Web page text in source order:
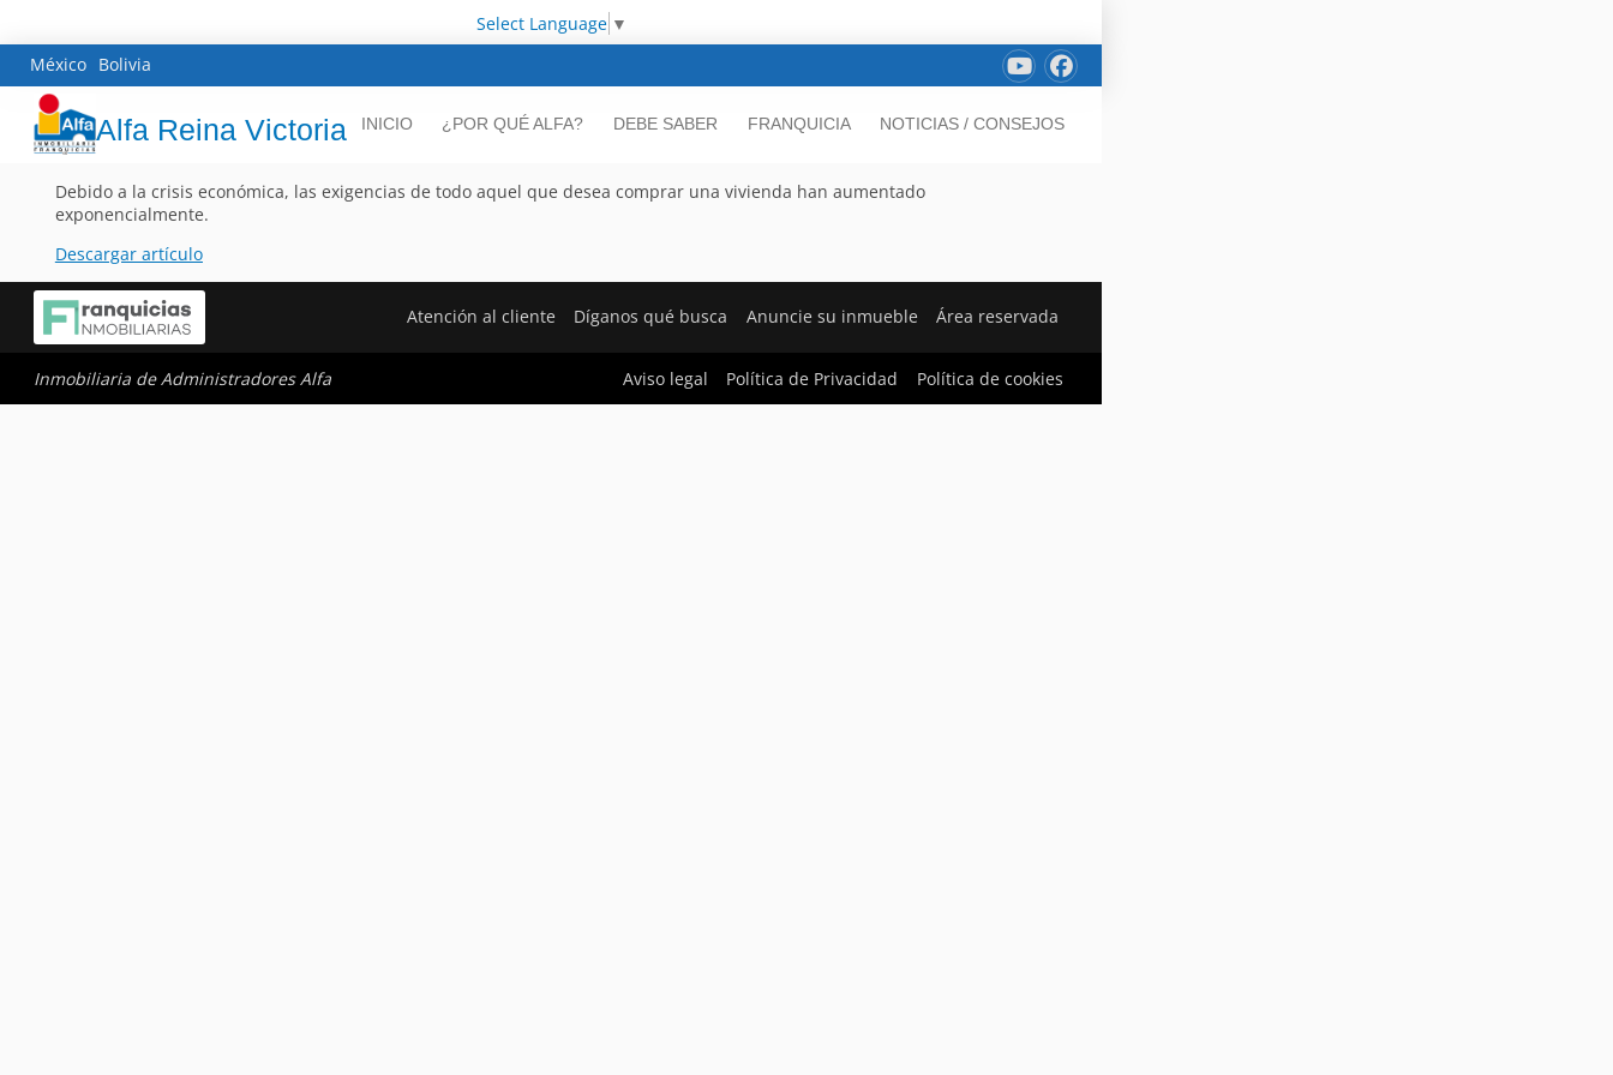
Select Language ▼
México Bolivia
Alfa Reina Victoria INICIO ¿POR QUÉ ALFA? DEBE SABER FRANQUICIA NOTICIAS / CONSEJOS
Debido a la crisis económica, las exigencias de todo aquel que desea comprar una vivienda han aumentado
exponencialmente.
Descargar artículo
Atención al cliente Díganos qué busca Anuncie su inmueble Área reservada
Inmobiliaria de Administradores Alfa Aviso legal Política de Privacidad Política de cookies